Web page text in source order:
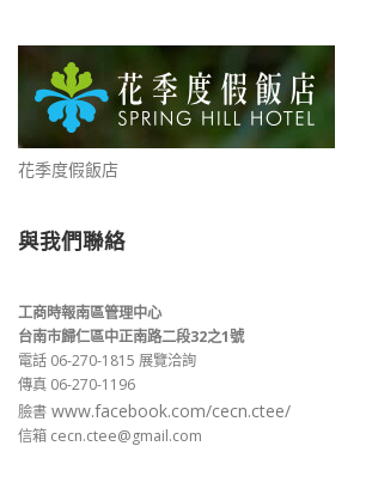
花季度假飯店
與我們聯絡
工商時報南區管理中心
台南市歸仁區中正南路二段32之1號
電話 06-270-1815 展覽洽詢
傳真 06-270-1196
臉書 www.facebook.com/cecn.ctee/
信箱 cecn.ctee@gmail.com